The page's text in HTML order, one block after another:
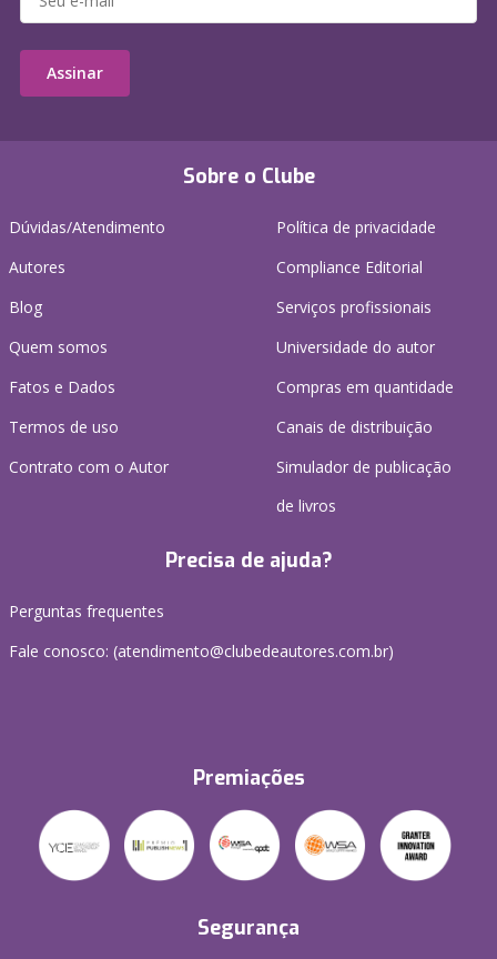
Sobre o Clube
Dúvidas/Atendimento
Autores
Blog
Quem somos
Fatos e Dados
Termos de uso
Contrato com o Autor
Política de privacidade
Compliance Editorial
Serviços profissionais
Universidade do autor
Compras em quantidade
Canais de distribuição
Simulador de publicação
de livros
Precisa de ajuda?
Perguntas frequentes
Fale conosco: (atendimento@clubedeautores.com.br)
Premiações
Segurança
Assinar